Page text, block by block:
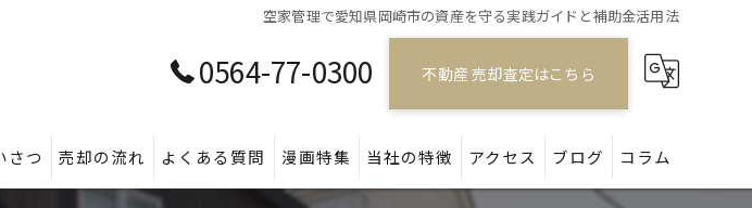
空家管理で愛知県岡崎市の資産を守る実践ガイドと補助金活用法
0564-77-0300 不動産 売却査定はこちら
さつ 売却の流れ よくある質問 漫画特集 当社の特徴 アクセス ブログ コラム